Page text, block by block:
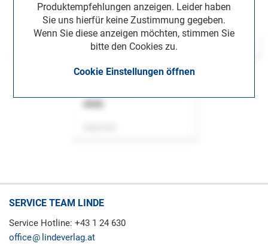
Produktempfehlungen anzeigen. Leider haben
Sie uns hierfür keine Zustimmung gegeben.
Wenn Sie diese anzeigen möchten, stimmen Sie
bitte den Cookies zu.
Cookie Einstellungen öffnen
SERVICE TEAM LINDE
Service Hotline: +43 1 24 630
office
lindeverlag.at